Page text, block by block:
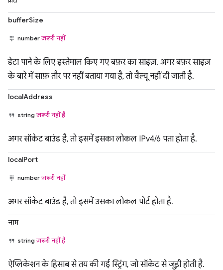
bufferSize
numberज़रूरी नहीं
डेटा पाने के लिए इस्तेमाल किए गए बफ़र का साइज़. अगर बफ़र साइज़
के बारे में साफ़ तौर पर नहीं बताया गया है, तो वैल्यू नहीं दी जाती है.
localAddress
stringज़रूरी नहीं है
अगर सॉकेट बाउंड है, तो इसमें इसका लोकल IPv4/6 पता होता है.
localPort
numberज़रूरी नहीं
अगर सॉकेट बाउंड है, तो इसमें उसका लोकल पोर्ट होता है.
नाम
stringज़रूरी नहीं है
ऐप्लिकेशन के हिसाब से तय की गई स्ट्रिंग, जो सॉकेट से जुड़ी होती है.